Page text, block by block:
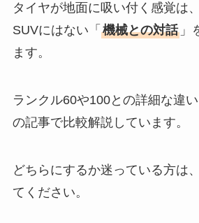
タイヤが地面に吸い付く感覚は
SUVにはない「 機械との対話」
ます。
ランクル60や100との詳細な違
の記事で比較解説しています。
どちらにするか迷っている方は
てください。